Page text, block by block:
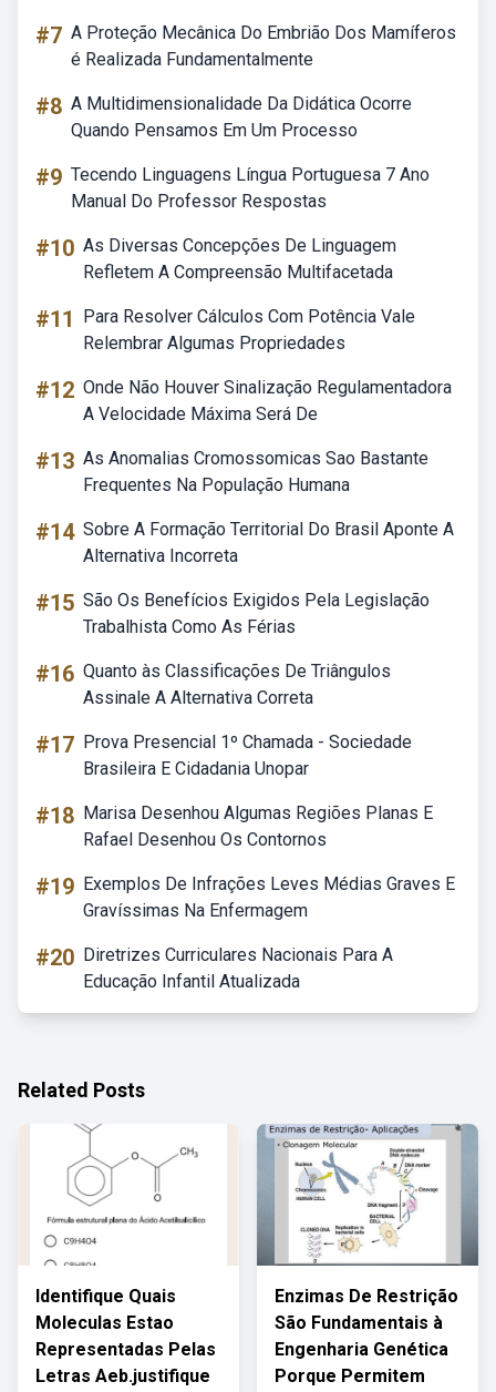
#7 A Proteção Mecânica Do Embrião Dos Mamíferos
é Realizada Fundamentalmente
#8 A Multidimensionalidade Da Didática Ocorre
Quando Pensamos Em Um Processo
#9 Tecendo Linguagens Língua Portuguesa 7 Ano
Manual Do Professor Respostas
#10 As Diversas Concepções De Linguagem
Refletem A Compreensão Multifacetada
#11
Para Resolver Cálculos Com Potência Vale
Relembrar Algumas Propriedades
#12 Onde Não Houver Sinalização Regulamentadora
A Velocidade Máxima Será De
#13 As Anomalias Cromossomicas Sao Bastante
Frequentes Na População Humana
#14 Sobre A Formação Territorial Do Brasil Aponte A
Alternativa Incorreta
#15 São Os Benefícios Exigidos Pela Legislação
Trabalhista Como As Férias
#16 Quanto às Classificações De Triângulos
Assinale A Alternativa Correta
#17 Prova Presencial 1º Chamada - Sociedade
Brasileira E Cidadania Unopar
#18 Marisa Desenhou Algumas Regiões Planas E
Rafael Desenhou Os Contornos
#19 Exemplos De Infrações Leves Médias Graves E
Gravíssimas Na Enfermagem
#20 Diretrizes Curriculares Nacionais Para A
Educação Infantil Atualizada
Related Posts
Identifique Quais
Moleculas Estao
Representadas Pelas
Letras Aeb.justifique
Enzimas De Restrição
São Fundamentais à
Engenharia Genética
Porque Permitem